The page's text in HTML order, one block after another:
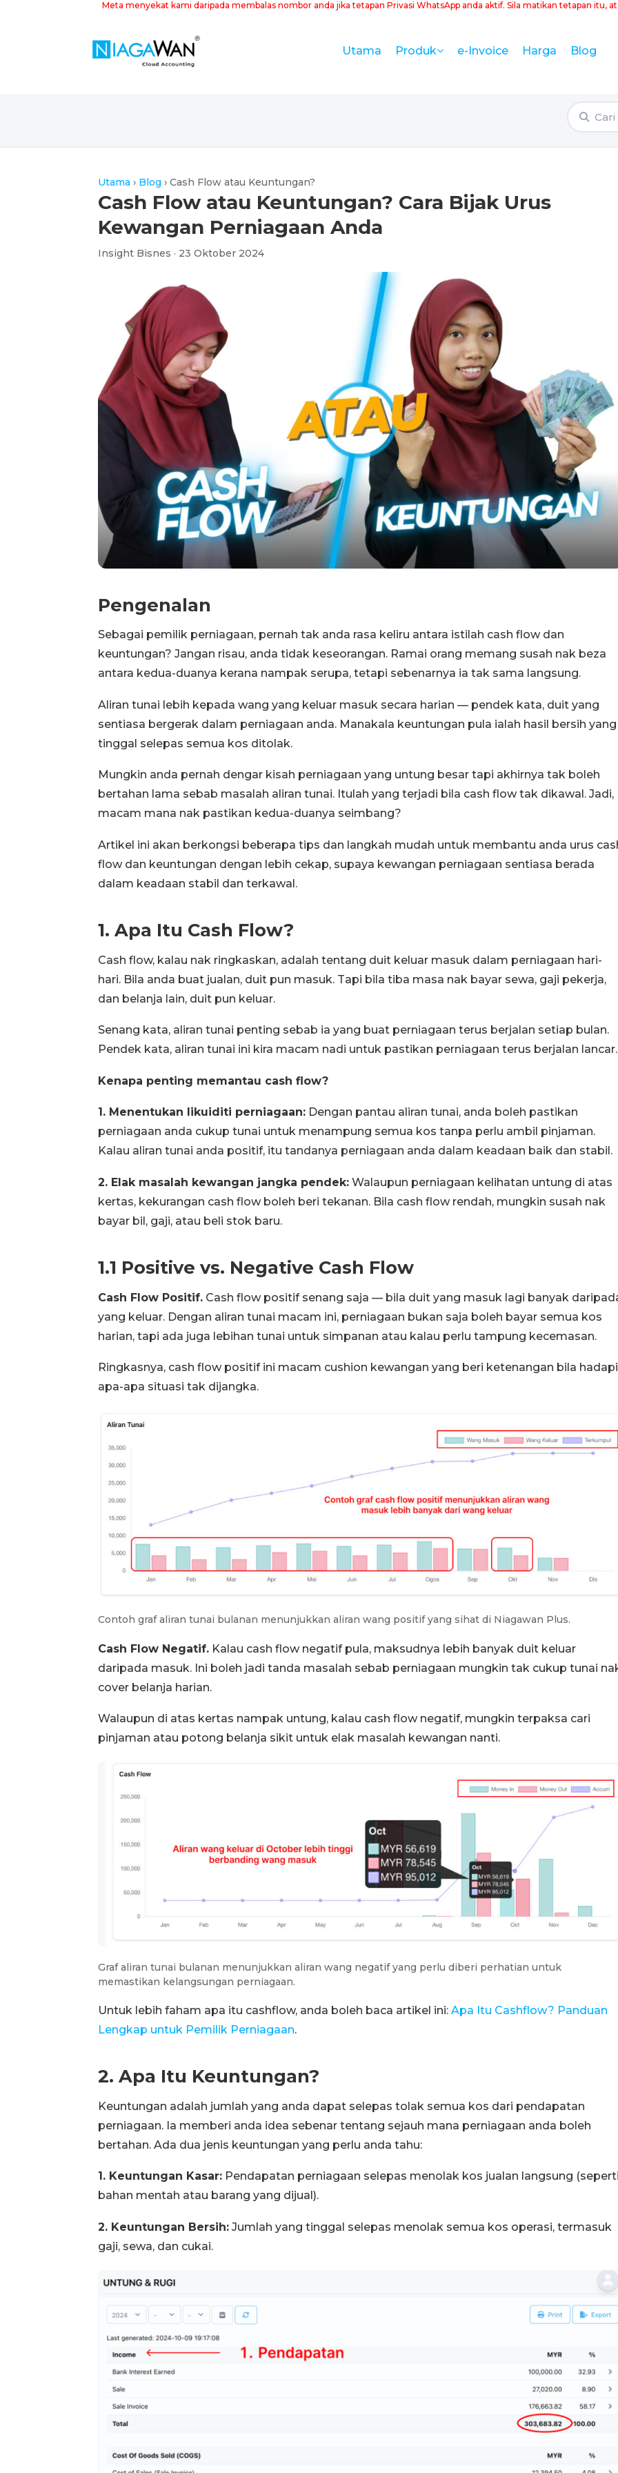
Meta menyekat kami daripada membalas nombor anda jika tetapan Privasi WhatsApp anda aktif. Sila matikan tetapan itu,
Utama Produk e-Invoice Harga Blog
Utama › Blog › Cash Flow atau Keuntungan?
Cash Flow atau Keuntungan? Cara Bijak Urus
Kewangan Perniagaan Anda
Insight Bisnes · 23 Oktober 2024
Pengenalan
Sebagai pemilik perniagaan, pernah tak anda rasa keliru antara istilah cash flow dan
keuntungan? Jangan risau, anda tidak keseorangan. Ramai orang memang susah nak beza
antara kedua-duanya kerana nampak serupa, tetapi sebenarnya ia tak sama langsung.
Aliran tunai lebih kepada wang yang keluar masuk secara harian — pendek kata, duit yang
sentiasa bergerak dalam perniagaan anda. Manakala keuntungan pula ialah hasil bersih yang
tinggal selepas semua kos ditolak.
Mungkin anda pernah dengar kisah perniagaan yang untung besar tapi akhirnya tak boleh
bertahan lama sebab masalah aliran tunai. Itulah yang terjadi bila cash flow tak dikawal. Jadi,
macam mana nak pastikan kedua-duanya seimbang?
Artikel ini akan berkongsi beberapa tips dan langkah mudah untuk membantu anda urus
flow dan keuntungan dengan lebih cekap, supaya kewangan perniagaan sentiasa berada
dalam keadaan stabil dan terkawal.
1. Apa Itu Cash Flow?
Cash flow, kalau nak ringkaskan, adalah tentang duit keluar masuk dalam perniagaan hari-
hari. Bila anda buat jualan, duit pun masuk. Tapi bila tiba masa nak bayar sewa, gaji pekerja,
dan belanja lain, duit pun keluar.
Senang kata, aliran tunai penting sebab ia yang buat perniagaan terus berjalan setiap bulan.
Pendek kata, aliran tunai ini kira macam nadi untuk pastikan perniagaan terus berjalan lancar.
Kenapa penting memantau cash flow?
1. Menentukan likuiditi perniagaan: Dengan pantau aliran tunai, anda boleh pastikan
perniagaan anda cukup tunai untuk menampung semua kos tanpa perlu ambil pinjaman.
Kalau aliran tunai anda positif, itu tandanya perniagaan anda dalam keadaan baik dan stabil.
2. Elak masalah kewangan jangka pendek: Walaupun perniagaan kelihatan untung di atas
kertas, kekurangan cash flow boleh beri tekanan. Bila cash flow rendah, mungkin susah nak
bayar bil, gaji, atau beli stok baru.
1.1 Positive vs. Negative Cash Flow
Cash Flow Positif. Cash flow positif senang saja — bila duit yang masuk lagi banyak
yang keluar. Dengan aliran tunai macam ini, perniagaan bukan saja boleh bayar semua kos
harian, tapi ada juga lebihan tunai untuk simpanan atau kalau perlu tampung kecemasan.
Ringkasnya, cash flow positif ini macam cushion kewangan yang beri ketenangan bila hadapi
apa-apa situasi tak dijangka.
Contoh graf aliran tunai bulanan menunjukkan aliran wang positif yang sihat di Niagawan Plus.
Cash Flow Negatif. Kalau cash flow negatif pula, maksudnya lebih banyak duit keluar
daripada masuk. Ini boleh jadi tanda masalah sebab perniagaan mungkin tak cukup tunai
cover belanja harian.
Walaupun di atas kertas nampak untung, kalau cash flow negatif, mungkin terpaksa cari
pinjaman atau potong belanja sikit untuk elak masalah kewangan nanti.
Graf aliran tunai bulanan menunjukkan aliran wang negatif yang perlu diberi perhatian untuk
memastikan kelangsungan perniagaan.
Untuk lebih faham apa itu cashflow, anda boleh baca artikel ini: Apa Itu Cashflow? Panduan
Lengkap untuk Pemilik Perniagaan.
2. Apa Itu Keuntungan?
Keuntungan adalah jumlah yang anda dapat selepas tolak semua kos dari pendapatan
perniagaan. Ia memberi anda idea sebenar tentang sejauh mana perniagaan anda boleh
bertahan. Ada dua jenis keuntungan yang perlu anda tahu:
1. Keuntungan Kasar: Pendapatan perniagaan selepas menolak kos jualan langsung
bahan mentah atau barang yang dijual).
2. Keuntungan Bersih: Jumlah yang tinggal selepas menolak semua kos operasi, termasuk
gaji, sewa, dan cukai.